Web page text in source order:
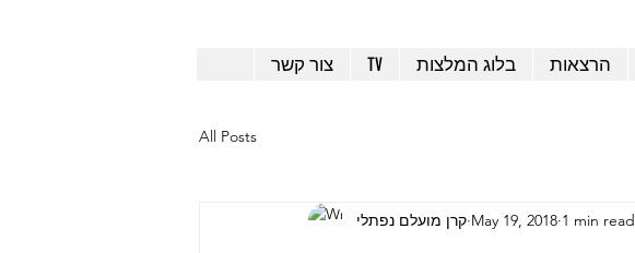
צור קשר TV בלוג המלצות הרצאות
All Posts
קרן מועלם נפתלי May 19, 2018 1 min read